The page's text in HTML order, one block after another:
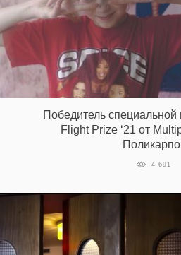
Победитель
Flight Prize ‘21 от
4 691